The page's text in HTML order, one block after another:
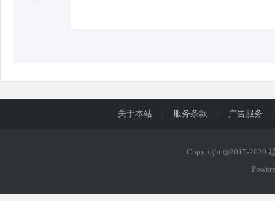
关于本站 / 服务条款 / 广告服务 /
Copyright ◎2015-2020